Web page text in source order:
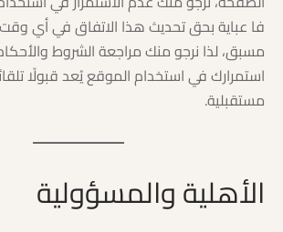
فا عباية بحق تحديث هذا الاتفاق في أي
مسبق، لذا نرجو منك مراجعة الشروط
استمرارك في استخدام الموقع يُعد قبولًا
مستقبلية.
الأهلية والمسؤولية